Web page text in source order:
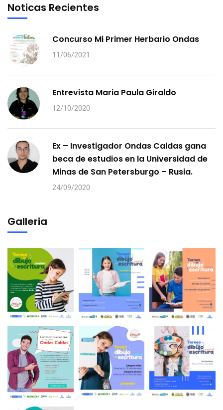
Noticas Recientes
Concurso Mi Primer Herbario Ondas
11/06/2021
Entrevista Maria Paula Giraldo
12/10/2020
Ex – Investigador Ondas Caldas gana
beca de estudios en la Universidad de
Minas de San Petersburgo – Rusia.
24/09/2020
Galleria